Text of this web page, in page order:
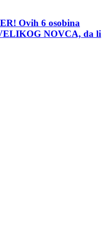
Ovih 6 osobina
NOVCA, da li